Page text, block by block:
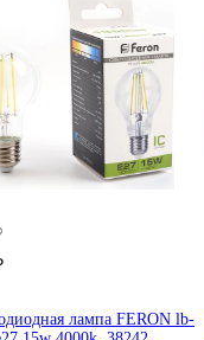
лампа FERON lb-